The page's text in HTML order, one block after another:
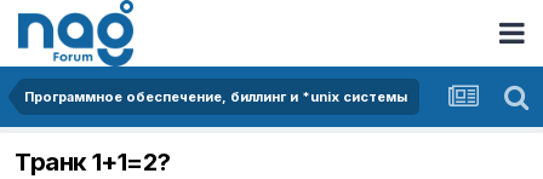
Программное обеспечение, биллинг и *unix системы
Транк 1+1=2?